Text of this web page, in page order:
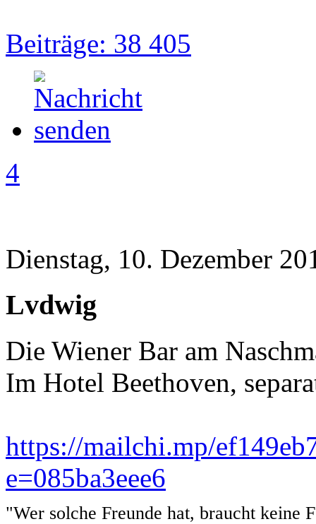
Beiträge: 38 405
4
Dienstag, 10. Dezember
Lvdwig
Die Wiener Bar am
Im Hotel Beethoven,
https://mailchi.mp/
e=085ba3eee6
"Wer solche Freunde hat, braucht keine